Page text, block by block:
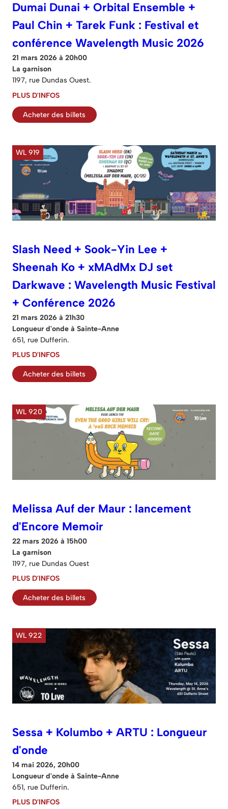
Dumai Dunai + Orbital Ensemble +
Paul Chin + Tarek Funk : Festival et
conférence Wavelength Music 2026
21 mars 2026 à 20h00
La garnison
1197, rue Dundas Ouest.
PLUS D'INFOS
Acheter des billets
WL 919
Slash Need + Sook-Yin Lee +
Sheenah Ko + xMAdMx DJ set
Darkwave : Wavelength Music Festival
+ Conférence 2026
21 mars 2026 à 21h30
Longueur d'onde à Sainte-Anne
651, rue Dufferin.
PLUS D'INFOS
Acheter des billets
WL 920
Melissa Auf der Maur : lancement
d'Encore Memoir
22 mars 2026 à 15h00
La garnison
1197, rue Dundas Ouest
PLUS D'INFOS
Acheter des billets
WL 922
Sessa + Kolumbo + ARTU : Longueur
d'onde
14 mai 2026, 20h00
Longueur d'onde à Sainte-Anne
651, rue Dufferin.
PLUS D'INFOS